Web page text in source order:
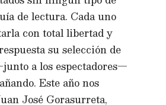
de lectura. Cada uno
con total libertad y
su selección de
a los espectadores—
Este año nos
José Gorasurreta,